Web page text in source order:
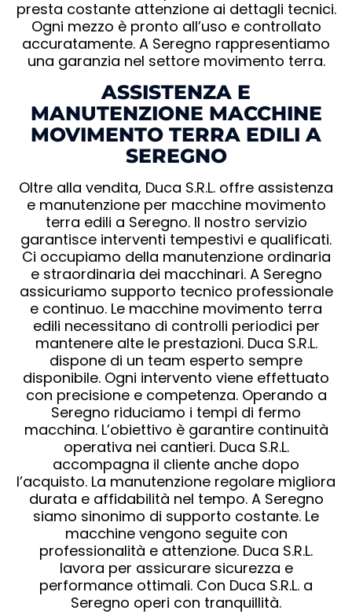
presta costante attenzione ai dettagli tecnici.
Ogni mezzo è pronto all’uso e controllato
accuratamente. A Seregno rappresentiamo
una garanzia nel settore movimento terra.
ASSISTENZA E
MANUTENZIONE MACCHINE
MOVIMENTO TERRA EDILI A
SEREGNO
Oltre alla vendita, Duca S.R.L. offre assistenza
e manutenzione per macchine movimento
terra edili a Seregno. Il nostro servizio
garantisce interventi tempestivi e qualificati.
Ci occupiamo della manutenzione ordinaria
e straordinaria dei macchinari. A Seregno
assicuriamo supporto tecnico professionale
e continuo. Le macchine movimento terra
edili necessitano di controlli periodici per
mantenere alte le prestazioni. Duca S.R.L.
dispone di un team esperto sempre
disponibile. Ogni intervento viene effettuato
con precisione e competenza. Operando a
Seregno riduciamo i tempi di fermo
macchina. L’obiettivo è garantire continuità
operativa nei cantieri. Duca S.R.L.
accompagna il cliente anche dopo
l’acquisto. La manutenzione regolare migliora
durata e affidabilità nel tempo. A Seregno
siamo sinonimo di supporto costante. Le
macchine vengono seguite con
professionalità e attenzione. Duca S.R.L.
lavora per assicurare sicurezza e
performance ottimali. Con Duca S.R.L. a
Seregno operi con tranquillità.